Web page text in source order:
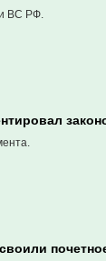
ВС РФ.